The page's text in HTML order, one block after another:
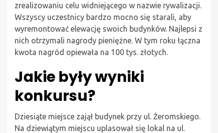
zrealizowaniu celu widniejącego w nazwie rywalizacji.
Wszyscy uczestnicy bardzo mocno się starali, aby
wyremontować elewację swoich budynków. Najlepsi z
nich otrzymali nagrody pieniężne. W tym roku łączna
kwota nagród opiewała na 100 tys. złotych.
Jakie były wyniki
konkursu?
Dziesiąte miejsce zajął budynek przy ul. Żeromskiego.
Na dziewiątym miejscu uplasował się lokal na ul.